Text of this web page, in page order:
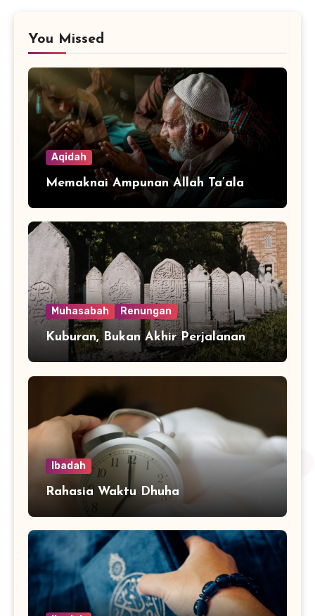
You Missed
Aqidah
Memaknai Ampunan Allah Ta’ala
Muhasabah Renungan
Kuburan, Bukan Akhir Perjalanan
Ibadah
Rahasia Waktu Dhuha